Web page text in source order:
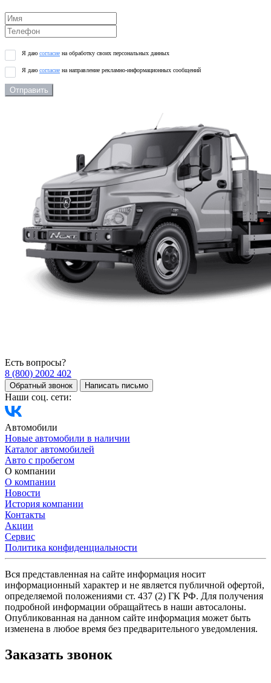
Я даю согласие на обработку своих персональных данных
Я даю согласие на направление рекламно-информационных сообщений
Отправить
Есть вопросы?
8 (800) 2002 402
Обратный звонок Написать письмо
Наши соц. сети:
Автомобили
Новые автомобили в наличии
Каталог автомобилей
Авто с пробегом
О компании
О компании
Новости
История компании
Контакты
Акции
Сервис
Политика конфиденциальности
Вся представленная на сайте информация носит
информационный характер и не является публичной офертой,
определяемой положениями ст. 437 (2) ГК РФ. Для получения
подробной информации обращайтесь в наши автосалоны.
Опубликованная на данном сайте информация может быть
изменена в любое время без предварительного уведомления.
Заказать звонок